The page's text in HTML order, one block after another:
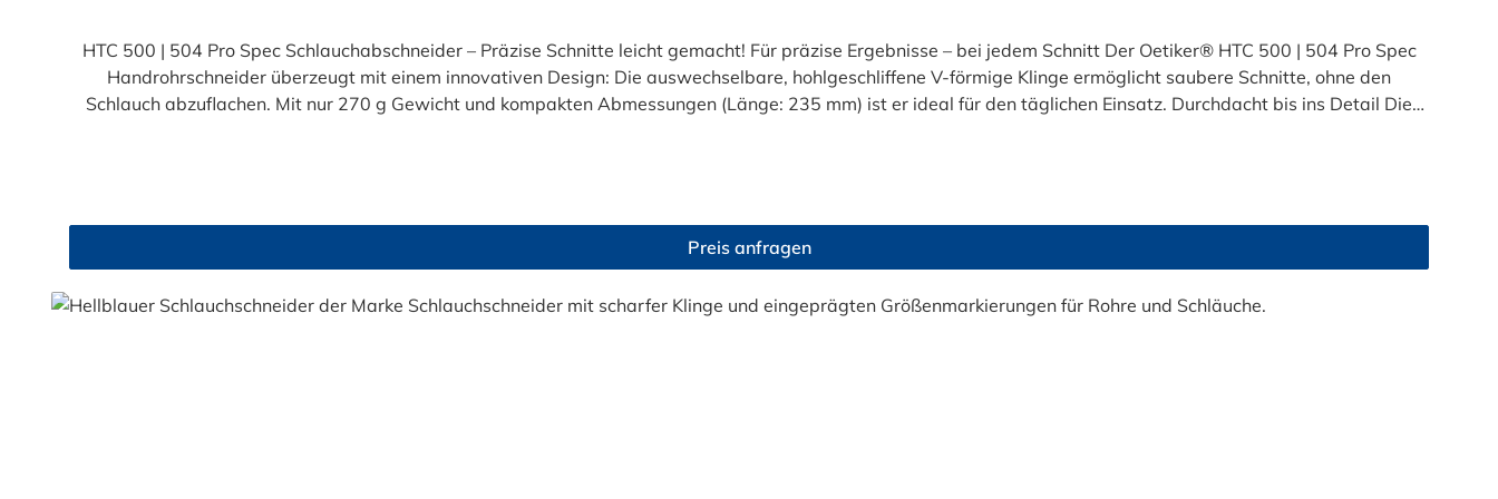
HTC 500 | 504 Pro Spec Schlauchabschneider – Präzise Schnitte leicht gemacht! Für präzise Ergebnisse – bei jedem Schnitt Der Oetiker® HTC 500 | 504 Pro Spec
Handrohrschneider überzeugt mit einem innovativen Design: Die auswechselbare, hohlgeschliffene V-förmige Klinge ermöglicht saubere Schnitte, ohne den
Schlauch abzuflachen. Mit nur 270 g Gewicht und kompakten Abmessungen (Länge: 235 mm) ist er ideal für den täglichen Einsatz. Durchdacht bis ins Detail Die
das ideale Werkzeug für Handwerk und Industrie. Jetzt im Schellen-Shop bestellen! Bestellen Sie jetzt den HTC 500 | 504 Pro Spec Schlauchabschneider inklusive
passender Ersatzklinge (HTC 500 | 504 506) bequem online bei Schellen-Shop und sichern Sie sich höchste Präzision für Ihre Arbeit!
Preis anfragen